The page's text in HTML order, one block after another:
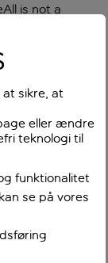
is not a
sikre, at
eller ændre
teknologi til
funktionalitet
se på vores